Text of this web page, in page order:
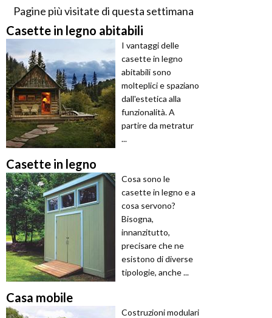
Pagine più visitate di questa settimana
Casette in legno abitabili
I vantaggi delle
casette in legno
abitabili sono
molteplici e spaziano
dall'estetica alla
funzionalità. A
partire da metratur
...
Casette in legno
Cosa sono le
casette in legno e a
cosa servono?
Bisogna,
innanzitutto,
precisare che ne
esistono di diverse
tipologie, anche ...
Casa mobile
Costruzioni modulari